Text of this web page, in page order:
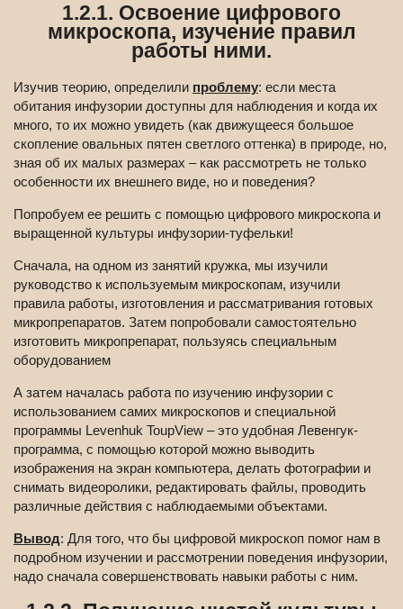
1.2.1. Освоение цифрового
микроскопа, изучение правил
работы ними.
Изучив теорию, определили проблему: если места
обитания инфузории доступны для наблюдения и когда их
много, то их можно увидеть (как движущееся большое
скопление овальных пятен светлого оттенка) в природе, но,
зная об их малых размерах – как рассмотреть не только
особенности их внешнего виде, но и поведения?
Попробуем ее решить с помощью цифрового микроскопа и
выращенной культуры инфузории-туфельки!
Сначала, на одном из занятий кружка, мы изучили
руководство к используемым микроскопам, изучили
правила работы, изготовления и рассматривания готовых
микропрепаратов. Затем попробовали самостоятельно
изготовить микропрепарат, пользуясь специальным
оборудованием
А затем началась работа по изучению инфузории с
использованием самих микроскопов и специальной
программы Levenhuk ToupView – это удобная Левенгук-
программа, с помощью которой можно выводить
изображения на экран компьютера, делать фотографии и
снимать видеоролики, редактировать файлы, проводить
различные действия с наблюдаемыми объектами.
Вывод: Для того, что бы цифровой микроскоп помог нам в
подробном изучении и рассмотрении поведения инфузории,
надо сначала совершенствовать навыки работы с ним.